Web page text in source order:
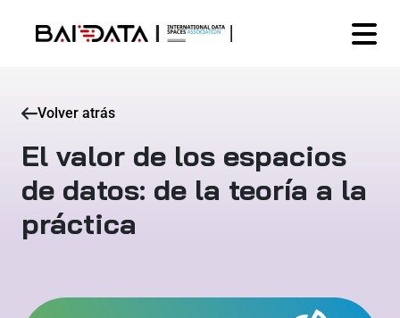
Volver atrás
El valor de los espacios
de datos: de la teoría a la
práctica